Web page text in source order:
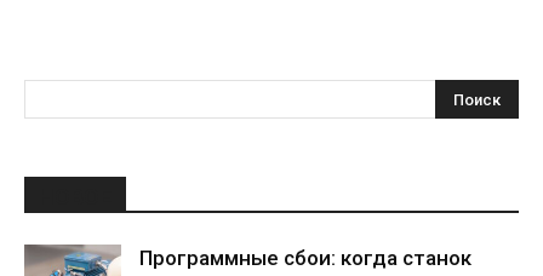
Программные сбои: когда станок